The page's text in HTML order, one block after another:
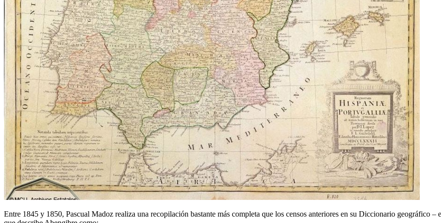
Entre 1845 y 1850, Pascual Madoz realiza una recopilación bastante más completa que los censos anteriores en su Diccionario geográfico –